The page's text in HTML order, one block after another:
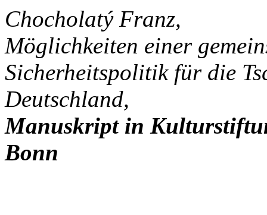
Chocholatý Franz,
Möglichkeiten einer
Sicherheitspolitik für die
Deutschland,
Manuskript in
Bonn